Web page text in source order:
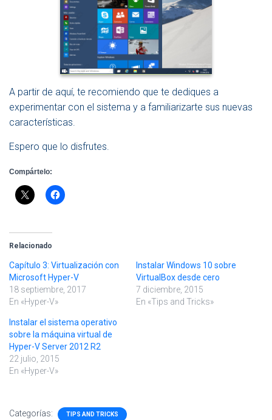
A partir de aquí, te recomiendo que te dediques a
experimentar con el sistema y a familiarizarte sus nuevas
características.
Espero que lo disfrutes.
Compártelo:
Relacionado
Capítulo 3: Virtualización con
Microsoft Hyper-V
18 septiembre, 2017
En «Hyper-V»
Instalar Windows 10 sobre
VirtualBox desde cero
7 diciembre, 2015
En «Tips and Tricks»
Instalar el sistema operativo
sobre la máquina virtual de
Hyper-V Server 2012 R2
22 julio, 2015
En «Hyper-V»
Categorías: TIPS AND TRICKS